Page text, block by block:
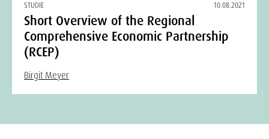
STUDIE 10.08.2021
Short Overview of the Regional
Comprehensive Economic Partnership
(RCEP)
Birgit Meyer